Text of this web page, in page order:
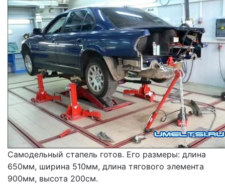
Самодельный стапель готов. Его размеры: длина
650мм, ширина 510мм, длина тягового элемента
900мм, высота 200см.